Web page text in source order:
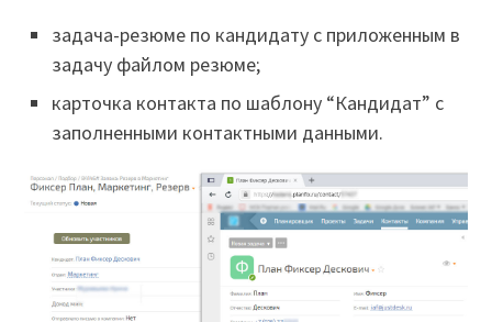
задача-резюме по кандидату с приложенным в
задачу файлом резюме;
карточка контакта по шаблону “Кандидат” с
заполненными контактными данными.